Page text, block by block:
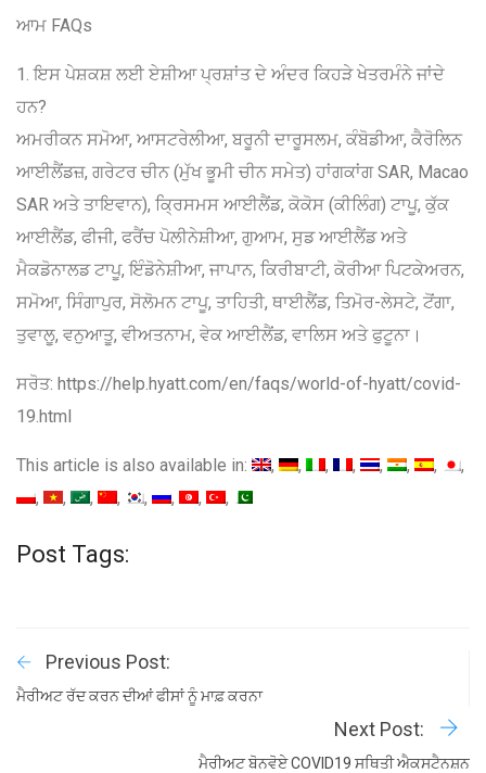
ਆਮ FAQs
1. ਇਸ ਪੇਸ਼ਕਸ਼ ਲਈ ਏਸ਼ੀਆ ਪ੍ਰਸ਼ਾਂਤ ਦੇ ਅੰਦਰ ਕਿਹੜੇ ਖੇਤਰਮੰਨੇ ਜਾਂਦੇ
ਹਨ?
ਅਮਰੀਕਨ ਸਮੋਆ, ਆਸਟਰੇਲੀਆ, ਬਰੂਨੀ ਦਾਰੂਸਲਮ, ਕੰਬੋਡੀਆ, ਕੈਰੋਲਿਨ
ਆਈਲੈਂਡਜ਼, ਗਰੇਟਰ ਚੀਨ (ਮੁੱਖ ਭੂਮੀ ਚੀਨ ਸਮੇਤ) ਹਾਂਗਕਾਂਗ SAR, Macao
SAR ਅਤੇ ਤਾਇਵਾਨ), ਕ੍ਰਿਸਮਸ ਆਈਲੈਂਡ, ਕੋਕੋਸ (ਕੀਲਿੰਗ) ਟਾਪੂ, ਕੁੱਕ
ਆਈਲੈਂਡ, ਫੀਜੀ, ਫਰੈਂਚ ਪੋਲੀਨੇਸ਼ੀਆ, ਗੁਆਮ, ਸੁਡ ਆਈਲੈਂਡ ਅਤੇ
ਮੈਕਡੋਨਾਲਡ ਟਾਪੂ, ਇੰਡੋਨੇਸ਼ੀਆ, ਜਾਪਾਨ, ਕਿਰੀਬਾਟੀ, ਕੋਰੀਆ ਪਿਟਕੇਅਰਨ,
ਸਮੋਆ, ਸਿੰਗਾਪੁਰ, ਸੋਲੋਮਨ ਟਾਪੂ, ਤਾਹਿਤੀ, ਥਾਈਲੈਂਡ, ਤਿਮੋਰ-ਲੇਸਟੇ, ਟੋਂਗਾ,
ਤੁਵਾਲੂ, ਵਨੁਆਤੂ, ਵੀਅਤਨਾਮ, ਵੇਕ ਆਈਲੈਂਡ, ਵਾਲਿਸ ਅਤੇ ਫੁਟੂਨਾ।
ਸਰੋਤ: https://help.hyatt.com/en/faqs/world-of-hyatt/covid-
19.html
This article is also available in:
Post Tags:
Previous Post:
ਮੈਰੀਅਟ ਰੱਦ ਕਰਨ ਦੀਆਂ ਫੀਸਾਂ ਨੂੰ ਮਾਫ਼ ਕਰਨਾ
Next Post:
ਮੈਰੀਅਟ ਬੋਨਵੋਏ COVID19 ਸਥਿਤੀ ਐਕਸਟੈਨਸ਼ਨ